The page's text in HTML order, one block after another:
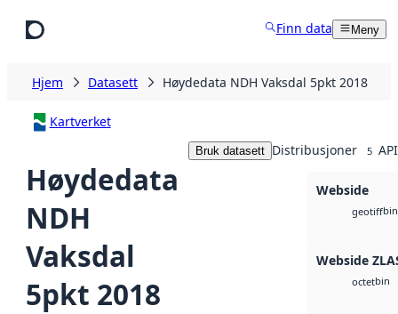
Finn data Meny
Hjem Datasett Høydedata NDH Vaksdal 5pkt 2018
Kartverket
Høydedata
NDH
Vaksdal
5pkt 2018
Bruk datasett Distribusjoner 5
Webside
geotiffbin
Webside
octetbin